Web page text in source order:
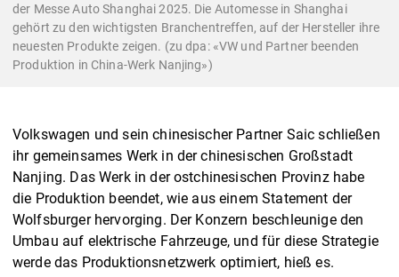
der Messe Auto Shanghai 2025. Die Automesse in Shanghai
gehört zu den wichtigsten Branchentreffen, auf der Hersteller ihre
neuesten Produkte zeigen. (zu dpa: «VW und Partner beenden
Produktion in China-Werk Nanjing»)
Volkswagen und sein chinesischer Partner Saic schließen
ihr gemeinsames Werk in der chinesischen Großstadt
Nanjing. Das Werk in der ostchinesischen Provinz habe
die Produktion beendet, wie aus einem Statement der
Wolfsburger hervorging. Der Konzern beschleunige den
Umbau auf elektrische Fahrzeuge, und für diese Strategie
werde das Produktionsnetzwerk optimiert, hieß es.